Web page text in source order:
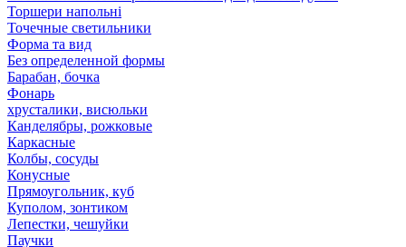
Торшери напольні
Точечные светильники
Форма та вид
Без определенной формы
Барабан, бочка
Фонарь
хрусталики, висюльки
Канделябры, рожковые
Каркасные
Колбы, сосуды
Конусные
Прямоугольник, куб
Куполом, зонтиком
Лепестки, чешуйки
Паучки